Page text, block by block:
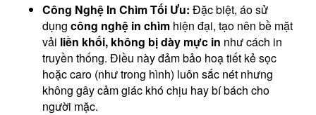
Công Nghệ In Chìm Tối Ưu: Đặc biệt, áo sử
dụng công nghệ in chìm hiện đại, tạo nên bề mặt
vải liền khối, không bị dày mực in như cách in
truyền thống. Điều này đảm bảo hoạ tiết kẻ sọc
hoặc caro (như trong hình) luôn sắc nét nhưng
không gây cảm giác khó chịu hay bí bách cho
người mặc.